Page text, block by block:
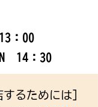
：00
14：30
するためには]